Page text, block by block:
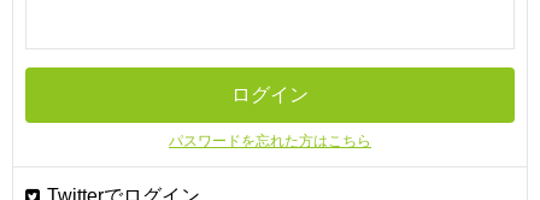
パスワードを忘れた方はこちら